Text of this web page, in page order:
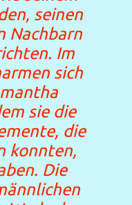
seinen
Nachbarn
Im
sich
sie die
die
konnten,
Die